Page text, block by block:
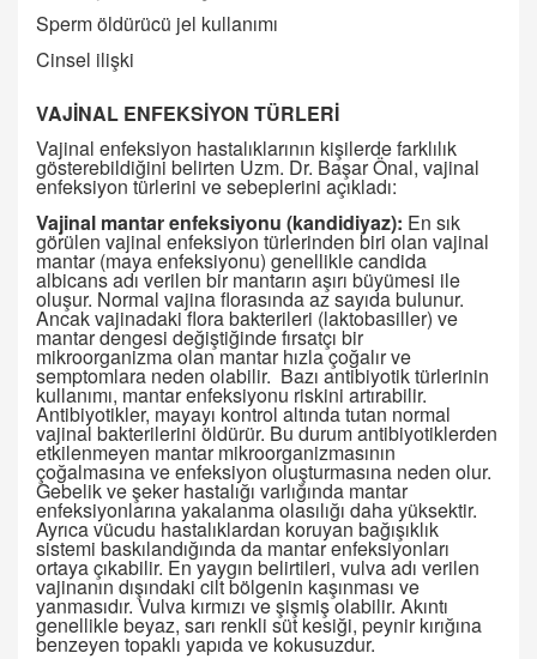
Sperm öldürücü jel kullanımı
Cinsel ilişki
VAJİNAL ENFEKSİYON TÜRLERİ
Vajinal enfeksiyon hastalıklarının kişilerde farklılık
gösterebildiğini belirten Uzm. Dr. Başar Önal, vajinal
enfeksiyon türlerini ve sebeplerini açıkladı:
Vajinal mantar enfeksiyonu (kandidiyaz): En sık
görülen vajinal enfeksiyon türlerinden biri olan vajinal
mantar (maya enfeksiyonu) genellikle candida
albicans adı verilen bir mantarın aşırı büyümesi ile
oluşur. Normal vajina florasında az sayıda bulunur.
Ancak vajinadaki flora bakterileri (laktobasiller) ve
mantar dengesi değiştiğinde fırsatçı bir
mikroorganizma olan mantar hızla çoğalır ve
semptomlara neden olabilir. Bazı antibiyotik türlerinin
kullanımı, mantar enfeksiyonu riskini artırabilir.
Antibiyotikler, mayayı kontrol altında tutan normal
vajinal bakterilerini öldürür. Bu durum antibiyotiklerden
etkilenmeyen mantar mikroorganizmasının
çoğalmasına ve enfeksiyon oluşturmasına neden olur.
Gebelik ve şeker hastalığı varlığında mantar
enfeksiyonlarına yakalanma olasılığı daha yüksektir.
Ayrıca vücudu hastalıklardan koruyan bağışıklık
sistemi baskılandığında da mantar enfeksiyonları
ortaya çıkabilir. En yaygın belirtileri, vulva adı verilen
vajinanın dışındaki cilt bölgenin kaşınması ve
yanmasıdır. Vulva kırmızı ve şişmiş olabilir. Akıntı
genellikle beyaz, sarı renkli süt kesiği, peynir kırığına
benzeyen topaklı yapıda ve kokusuzdur.